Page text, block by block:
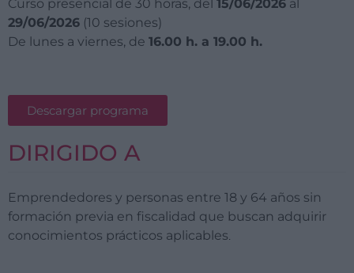
Curso presencial de 30 horas, del 15/06/2026 al
29/06/2026 (10 sesiones)
De lunes a viernes, de 16.00 h. a 19.00 h.
Descargar programa
DIRIGIDO A
Emprendedores y personas entre 18 y 64 años sin
formación previa en fiscalidad que buscan adquirir
conocimientos prácticos aplicables